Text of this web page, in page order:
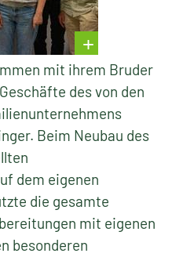
mit ihrem Bruder
des von den
Beim Neubau des
dem eigenen
die gesamte
mit eigenen
besonderen